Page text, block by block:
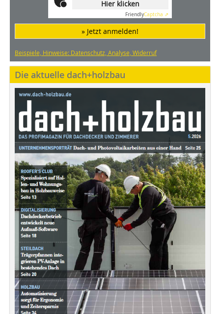
Hier klicken
FriendlyCaptcha ⇗
» Jetzt anmelden!
Beispiele, Hinweise: Datenschutz, Analyse, Widerruf
Die aktuelle dach+holzbau